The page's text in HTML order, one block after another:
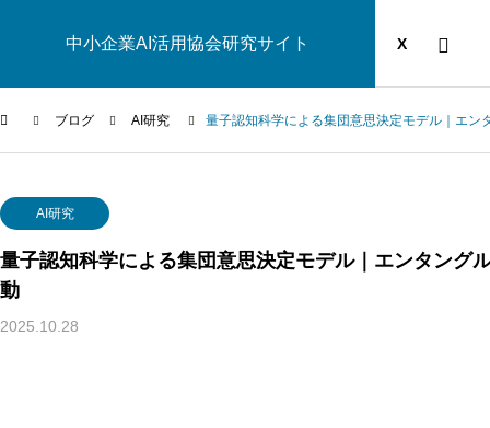
中小企業AI活用協会研究サイト
運営団体 YOUTUBE X
ブログ AI研究 量子認知科学による集団意思決定モデル｜エ
AI研究
量子認知科学による集団意思決定モデル｜エンタング
動
2025.10.28